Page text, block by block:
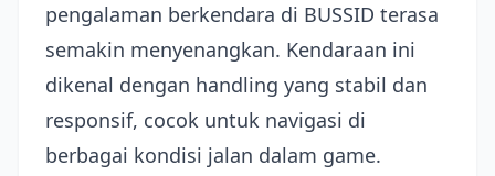
pengalaman berkendara di BUSSID terasa
semakin menyenangkan. Kendaraan ini
dikenal dengan handling yang stabil dan
responsif, cocok untuk navigasi di
berbagai kondisi jalan dalam game.